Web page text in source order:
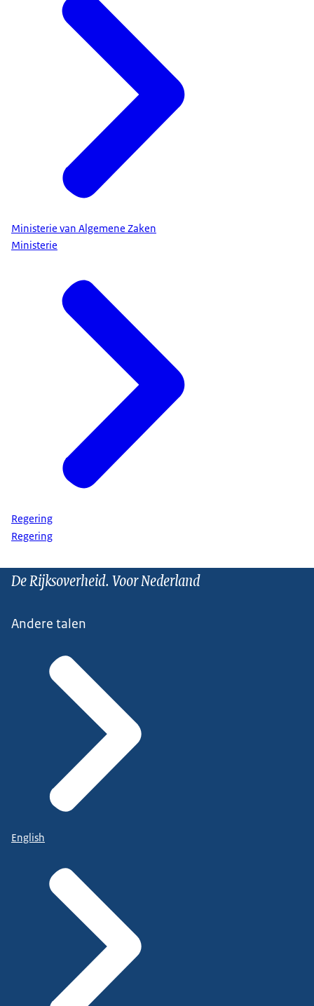
Ministerie van Algemene Zaken
Ministerie
Regering
Regering
De Rijksoverheid. Voor Nederland
Andere talen
English